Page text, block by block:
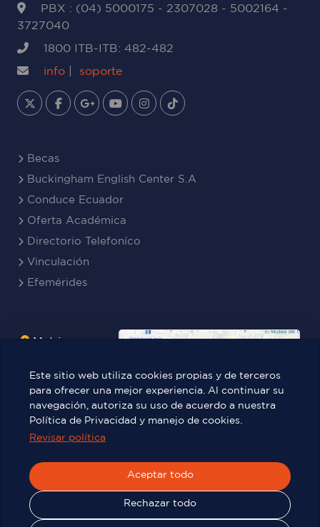
PBX : (04) 5000175 - 2307028 - 5002164 -
3727040
1800 ITB-ITB: 482-482
info
soporte
Becas
Buckingham English Center S.A
Conduce Ecuador
Oferta Académica
Directorio Telefoníco
Vinculación
Efemérides
Matriz
Rocafuerte
Teresa
Benites Ayala
Carbo.
Este sitio web utiliza cookies propias y de terceros
para ofrecer una mejor experiencia. Al continuar su
navegación, autoriza su uso de acuerdo a nuestra
Política de Privacidad y manejo de cookies.
Revisar política
Aceptar todo
Rechazar todo